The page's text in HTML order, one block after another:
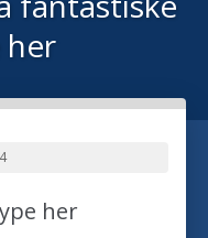
her
her